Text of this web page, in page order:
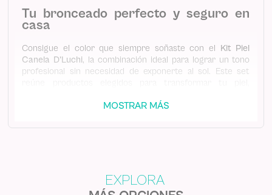
Tu bronceado perfecto y seguro en
casa
Consigue el color que siempre soñaste con el Kit Piel
Canela D'Luchi, la combinación ideal para lograr un tono
profesional sin necesidad de exponerte al sol. Este set
acabado canela uniforme que tanto nos gusta de forma
el Kit Piel Canela, tu piel lucirá radiante, saludable y con luz
solar. Su fórmula enriquecida con aceite de coco, jojoba y
MOSTRAR MÁS